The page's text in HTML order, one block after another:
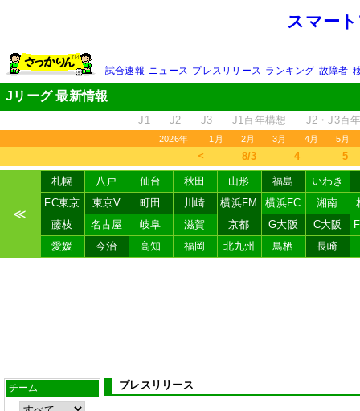
スマー
試合速報 ニュース プレスリリース ランキング 故障者
Jリーグ 最新情報
J1 J2 J3 J1百年構想 J2・J3百
2026年 1月 2月 3月 4月 5月
＜ 8/3 4 5
≪
札幌 八戸 仙台 秋田 山形 福島
いわき
FC東京
東京V 町田 川崎 横浜FM 横浜FC 湘南
藤枝
名古屋 岐阜 滋賀 京都 G大阪 C大阪
愛媛
今治 高知 福岡 北九州 鳥栖 長崎
チーム プレスリリース